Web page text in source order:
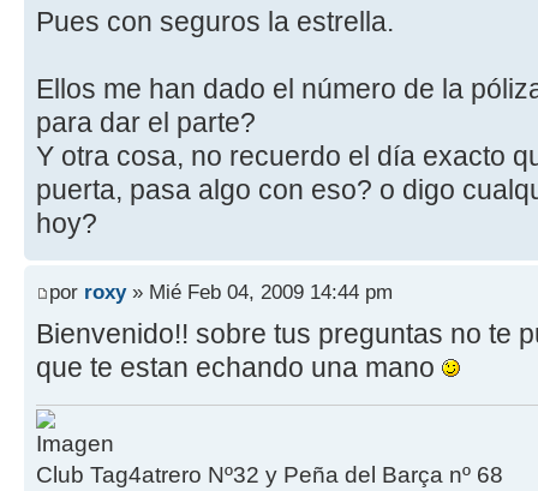
Pues con seguros la estrella.
Ellos me han dado el número de la
para dar el parte?
Y otra cosa, no recuerdo el día exacto
puerta, pasa algo con eso? o digo
hoy?
por roxy» Mié Feb 04, 2009 14:44 pm
Bienvenido!! sobre tus preguntas no te
que te estan echando una mano
Club Tag4atrero Nº32 y Peña del Barça nº 68